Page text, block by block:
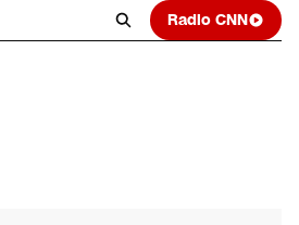
Radio CNN